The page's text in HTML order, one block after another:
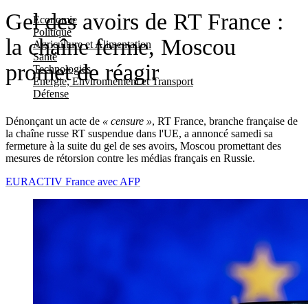
Economie
Politique
Agriculture et Alimentation
Santé
Technologies
Energie, Environnement et Transport
Défense
Gel des avoirs de RT France :
la chaîne ferme, Moscou
promet de réagir
Dénonçant un acte de « censure », RT France, branche française de
la chaîne russe RT suspendue dans l'UE, a annoncé samedi sa
fermeture à la suite du gel de ses avoirs, Moscou promettant des
mesures de rétorsion contre les médias français en Russie.
EURACTIV France avec AFP